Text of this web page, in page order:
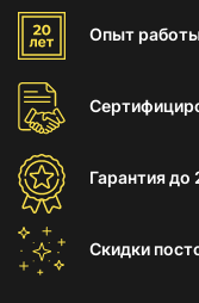
Опыт
Гарантиядо
Скидки